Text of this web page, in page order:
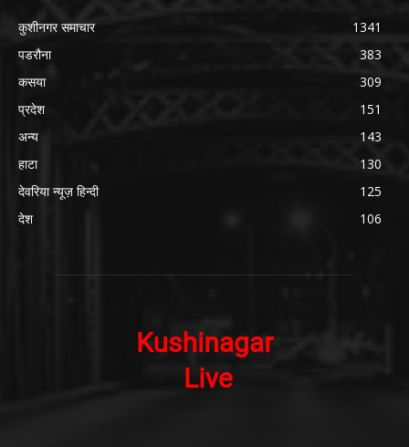
कुशीनगर समाचार
1341
पडरौना
383
कसया
309
प्रदेश
151
अन्य
143
हाटा
130
देवरिया न्यूज़ हिन्दी
125
देश
106